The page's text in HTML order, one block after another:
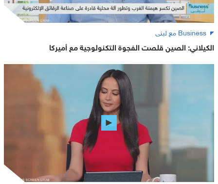
Business مع لبنى
الكيلاني: الصين قلصت الفجوة التكنولوجية مع أميركا